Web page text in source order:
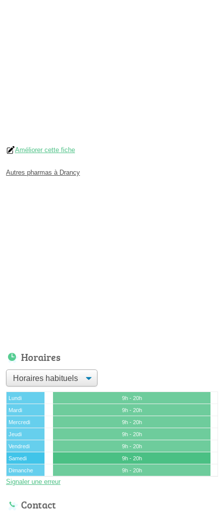
Améliorer cette fiche
Autres pharmas à Drancy
Horaires
Lundi
9h - 20h
Mardi
9h - 20h
Mercredi
9h - 20h
Jeudi
9h - 20h
Vendredi
9h - 20h
Samedi
9h - 20h
Dimanche
9h - 20h
Signaler une erreur
Contact